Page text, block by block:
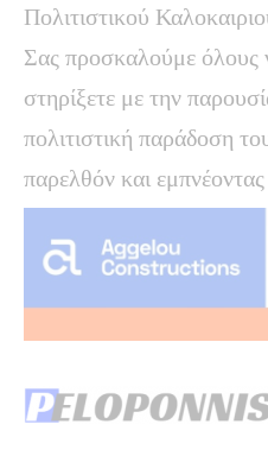
Πολιτιστικού
Σας προσκαλούμε όλους
στηρίξετε με την
πολιτιστική παράδοση
παρελθόν και